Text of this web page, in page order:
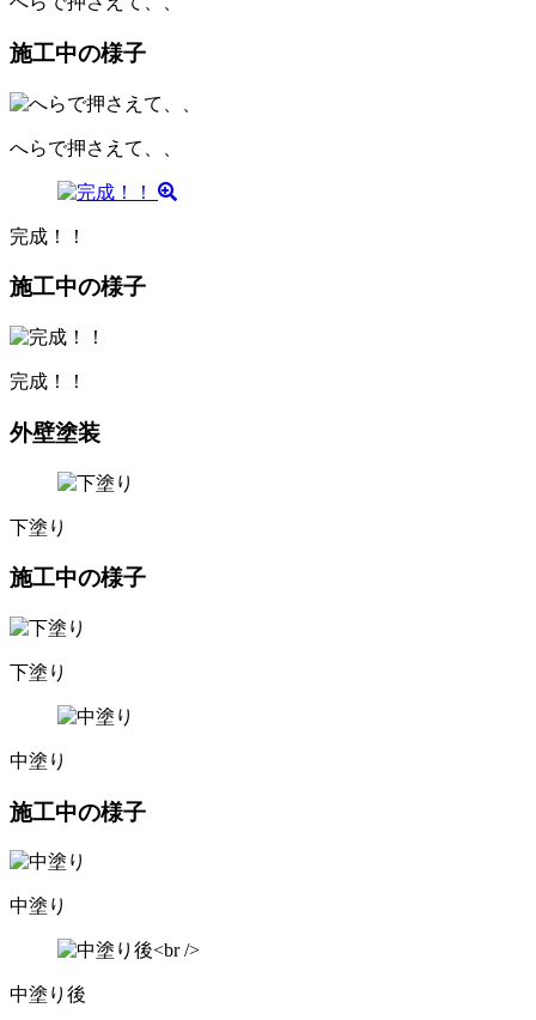
施工中の様子
へらで押さえて、、
完成！！
施工中の様子
完成！！
外壁塗装
下塗り
施工中の様子
下塗り
中塗り
施工中の様子
中塗り
中塗り後